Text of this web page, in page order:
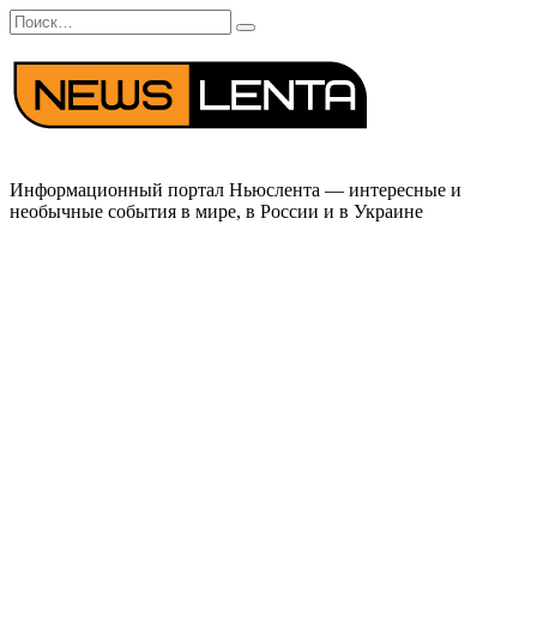
Перейти
к
содержанию
Search
for:
Информационный портал Ньюслента — интересные и
необычные события в мире, в России и в Украине